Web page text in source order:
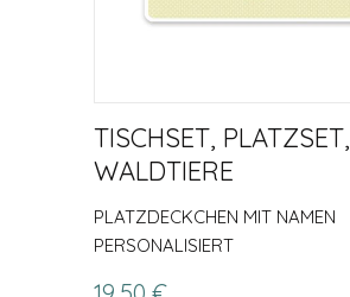
TISCHSET, PLATZSET,
WALDTIERE
PLATZDECKCHEN MIT NAMEN
PERSONALISIERT